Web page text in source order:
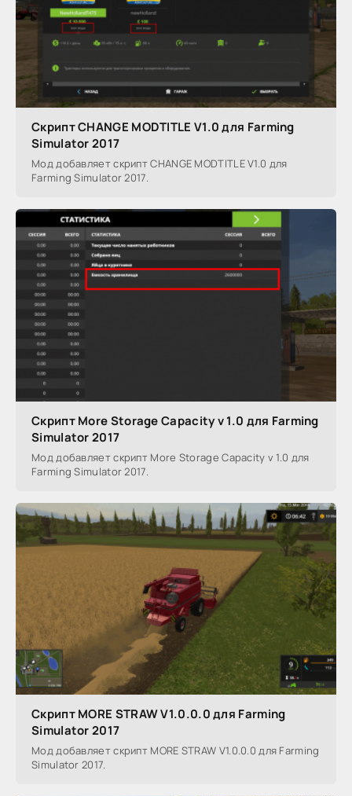
Скрипт CHANGE MODTITLE V1.0 для Farming
Simulator 2017
Мод добавляет скрипт CHANGE MODTITLE V1.0 для
Farming Simulator 2017.
Скрипт More Storage Capacity v 1.0 для Farming
Simulator 2017
Мод добавляет скрипт More Storage Capacity v 1.0 для
Farming Simulator 2017.
Скрипт MORE STRAW V1.0.0.0 для Farming
Simulator 2017
Мод добавляет скрипт MORE STRAW V1.0.0.0 для Farming
Simulator 2017.